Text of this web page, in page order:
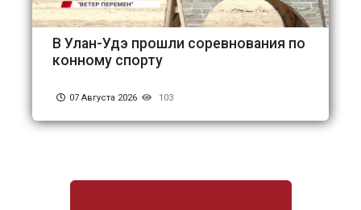
В Улан-Удэ прошли соревнования по
конному спорту
07 Августа 2026 103